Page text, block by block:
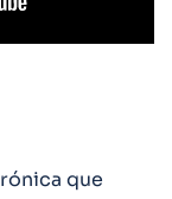
que